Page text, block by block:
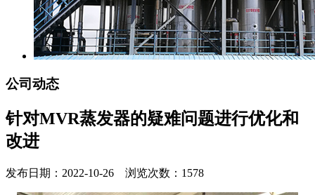
公司动态
针对MVR蒸发器的疑难问题进行优化和
改进
发布日期：2022-10-26 浏览次数：1578